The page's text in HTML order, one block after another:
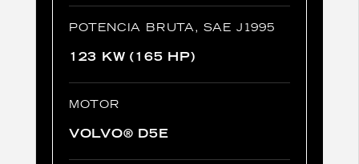
POTENCIA BRUTA, SAE J1995
123 KW (165 HP)
MOTOR
VOLVO® D5E